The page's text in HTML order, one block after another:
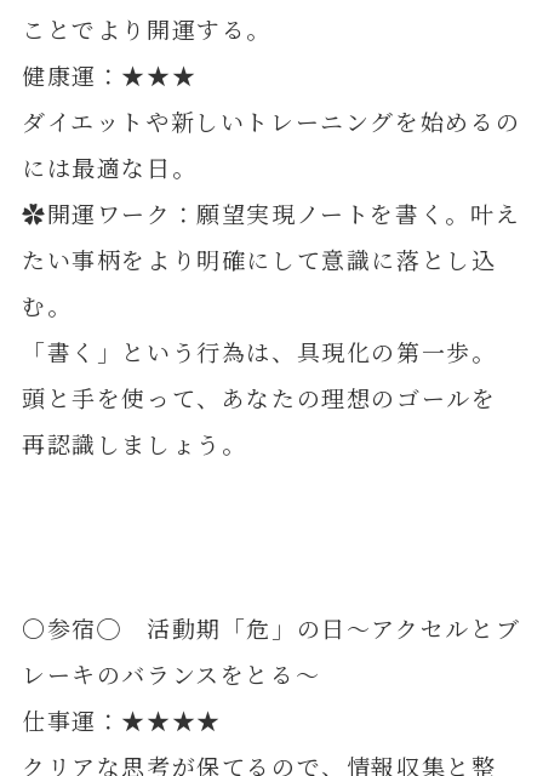
ことでより開運する。
健康運：★★★
ダイエットや新しいトレーニングを始めるの
には最適な日。
✿開運ワーク：願望実現ノートを書く。叶え
たい事柄をより明確にして意識に落とし込
む。
「書く」という行為は、具現化の第一歩。
頭と手を使って、あなたの理想のゴールを
再認識しましょう。
〇参宿◯ 活動期「危」の日～アクセルとブ
レーキのバランスをとる～
仕事運：★★★★
クリアな思考が保てるので、情報収集と整